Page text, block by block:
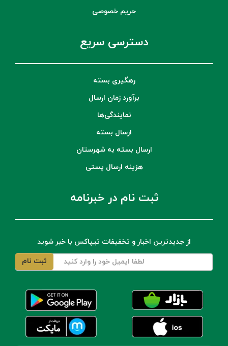
حریم خصوصی
دسترسی سریع
رهگیری بسته
برآورد زمان ارسال
نمایندگی‌ها
ارسال بسته
ارسال بسته به شهرستان
هزینه ارسال پستی
ثبت نام در خبرنامه
از جدیدترین اخبار و تخفیفات تیپاکس با خبر شوید